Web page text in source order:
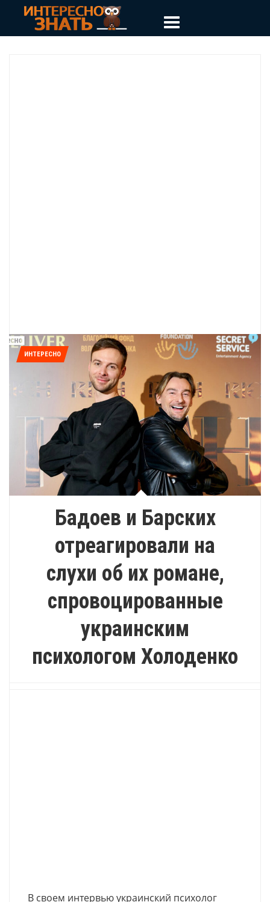
ИНТЕРЕСНО
Бадоев и Барских
отреагировали на
слухи об их романе,
спровоцированные
украинским
психологом Холоденко
В своем интервью украинский психолог